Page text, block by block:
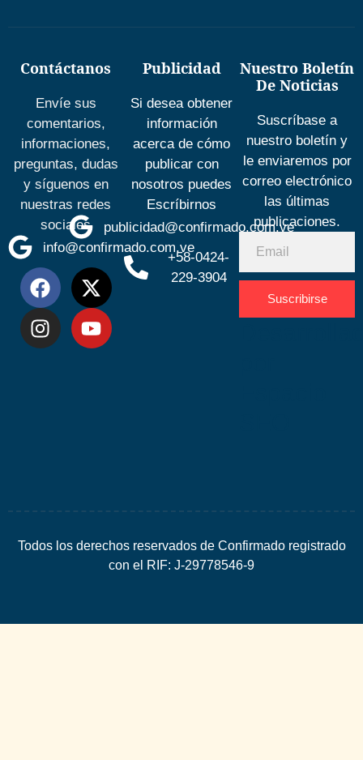
Contáctanos
Envíe sus
comentarios,
informaciones,
preguntas, dudas
y síguenos en
nuestras redes
sociales
info@confirmado.com.ve
Publicidad
Si desea obtener
información
acerca de cómo
publicar con
nosotros puedes
Escríbirnos
publicidad@confirmado.com.ve
+58-0424-
229-3904
Nuestro Boletín
De Noticias
Suscríbase a
nuestro boletín y
le enviaremos por
correo electrónico
las últimas
publicaciones.
Suscribirse
Todos los derechos reservados de Confirmado registrado
con el RIF: J-29778546-9